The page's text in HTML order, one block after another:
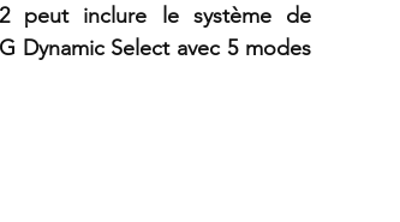
peut inclure le système de
Dynamic Select avec 5 modes